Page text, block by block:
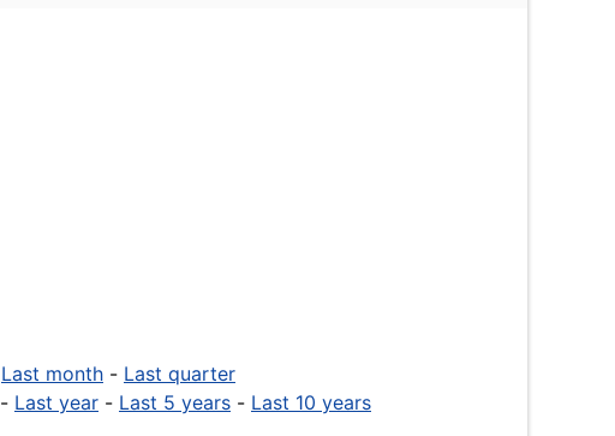
Last month - Last quarter
- Last year - Last 5 years - Last 10 years